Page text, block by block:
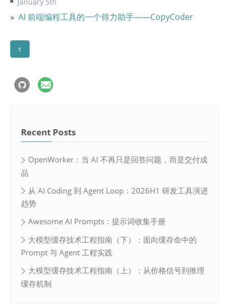
AI 前端编程工具的一个得力助手——CopyCoder
1
Recent Posts
OpenWorker：当 AI 不再只是回答问题，而是交付成
品
从 AI Coding 到 Agent Loop：2026H1 研发工具演进
趋势
Awesome AI Prompts：提示词收集手册
大模型缓存技术工程指南（下）：面向缓存命中的
Prompt 与 Agent 工程实践
大模型缓存技术工程指南（上）：从价格信号到推理
缓存机制